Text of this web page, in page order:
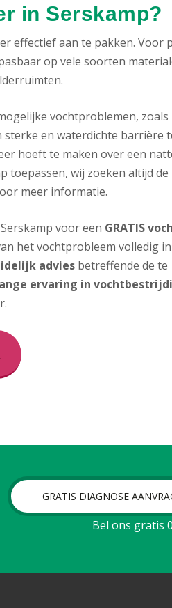
in Serskamp?
effectief aan te pakken. Voor
op vele soorten
vochtproblemen, zoals
en waterdichte barrière
hoeft te maken over een
toepassen, wij zoeken altijd
meer informatie.
voor een GRATIS
het vochtprobleem volledig
adviesbetreffende de te
ervaring in
GRATIS DIAGNOSE
Bel ons gratis